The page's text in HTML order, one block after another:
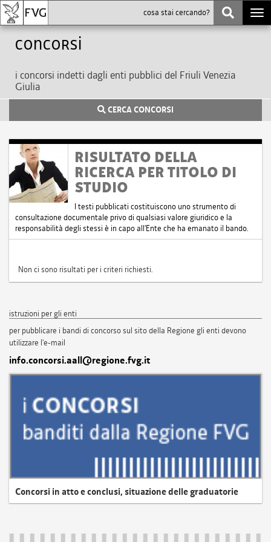
Concorsi
i concorsi indetti dagli enti pubblici del Friuli Venezia
Giulia
CERCA CONCORSI
RISULTATO DELLA
RICERCA PER TITOLO DI
STUDIO
I testi pubblicati costituiscono uno strumento di
consultazione documentale privo di qualsiasi valore giuridico e la
responsabilità degli stessi è in capo all'Ente che ha emanato il bando.
Non ci sono risultati per i criteri richiesti.
istruzioni per gli enti
per pubblicare i bandi di concorso sul sito della Regione gli enti devono
utilizzare l'e-mail
info.concorsi.aall@regione.fvg.it
Concorsi in atto e conclusi, situazione delle graduatorie